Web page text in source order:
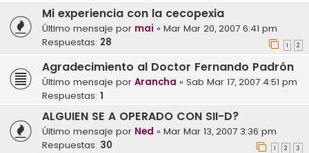
Mi experiencia con la cecopexia
Último mensaje por mai « Mar Mar 20, 2007 6:41 pm
Respuestas: 28 1 2
Agradecimiento al Doctor Fernando Padrón
Último mensaje por Arancha « Sab Mar 17, 2007 4:51 pm
Respuestas: 1
ALGUIEN SE A OPERADO CON SII-D?
Último mensaje por Ned « Mar Mar 13, 2007 3:36 pm
Respuestas: 30 1 2 3